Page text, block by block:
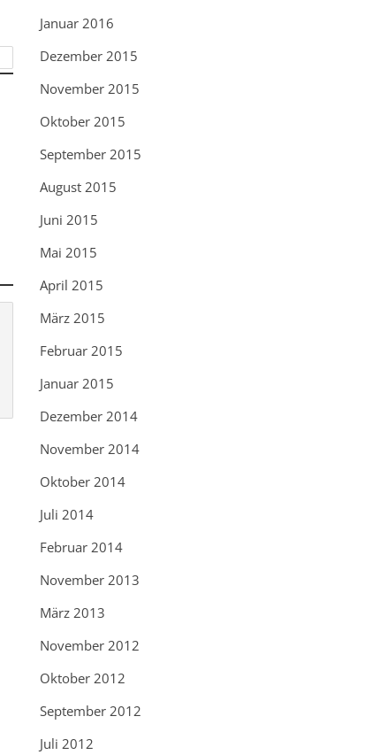
Januar 2016
Dezember 2015
November 2015
Oktober 2015
September 2015
August 2015
Juni 2015
Mai 2015
April 2015
März 2015
Februar 2015
Januar 2015
Dezember 2014
November 2014
Oktober 2014
Juli 2014
Februar 2014
November 2013
März 2013
November 2012
Oktober 2012
September 2012
Juli 2012